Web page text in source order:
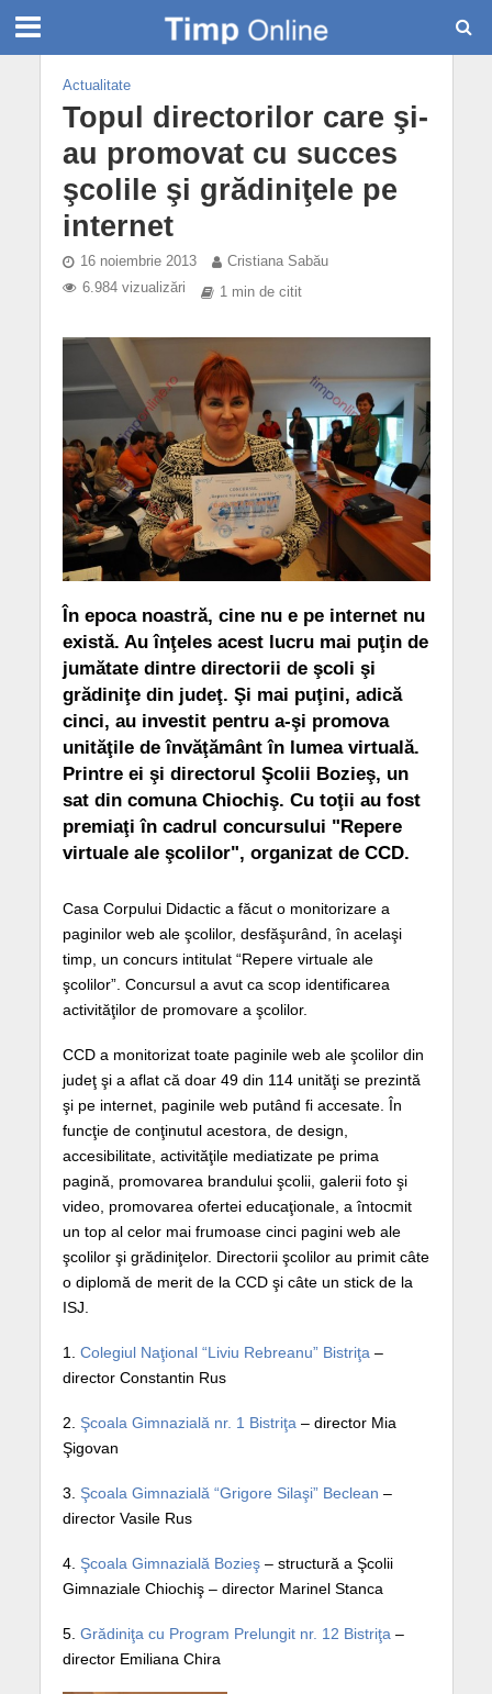
Actualitate
Topul directorilor care şi-
au promovat cu succes
şcolile şi grădiniţele pe
internet
16 noiembrie 2013
Cristiana Sabău
6.984 vizualizări
1 min de citit
În epoca noastră, cine nu e pe internet nu
există. Au înţeles acest lucru mai puţin de
jumătate dintre directorii de şcoli şi
grădiniţe din judeţ. Şi mai puţini, adică
cinci, au investit pentru a-şi promova
unităţile de învăţământ în lumea virtuală.
Printre ei şi directorul Şcolii Bozieş, un
sat din comuna Chiochiş. Cu toţii au fost
premiaţi în cadrul concursului "Repere
virtuale ale şcolilor", organizat de CCD.
Casa Corpului Didactic a făcut o monitorizare a
paginilor web ale şcolilor, desfăşurând, în acelaşi
timp, un concurs intitulat “Repere virtuale ale
şcolilor”. Concursul a avut ca scop identificarea
activităţilor de promovare a şcolilor.
CCD a monitorizat toate paginile web ale şcolilor din
judeţ şi a aflat că doar 49 din 114 unităţi se prezintă
şi pe internet, paginile web putând fi accesate. În
funcţie de conţinutul acestora, de design,
accesibilitate, activităţile mediatizate pe prima
pagină, promovarea brandului şcolii, galerii foto şi
video, promovarea ofertei educaţionale, a întocmit
un top al celor mai frumoase cinci pagini web ale
şcolilor şi grădiniţelor. Directorii şcolilor au primit câte
o diplomă de merit de la CCD şi câte un stick de la
ISJ.
1. Colegiul Naţional “Liviu Rebreanu” Bistriţa –
director Constantin Rus
2. Şcoala Gimnazială nr. 1 Bistriţa – director Mia
Şigovan
3. Şcoala Gimnazială “Grigore Silaşi” Beclean –
director Vasile Rus
4. Şcoala Gimnazială Bozieş– structură a Şcolii
Gimnaziale Chiochiş – director Marinel Stanca
5. Grădiniţa cu Program Prelungit nr. 12 Bistriţa –
director Emiliana Chira